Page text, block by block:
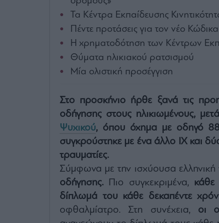
Τα Κέντρα Εκπαίδευσης
Πέντε προτάσεις για τον νέο
Η χρηματοδότηση των Κέντρων
Θύματα ηλικιακού ρατσισμού
Μία ολιστική προσέγγιση
Στο προσκήνιο ήρθε ξανά τις
οδήγησης στους ηλικιωμένους,
Ψυχικού, όπου όχημα με οδηγό
συγκρούστηκε με ένα άλλο ΙΧ και
τραυματίες.
Σύμφωνα με την ισχύουσα ελληνική
οδήγησης. Πιο συγκεκριμένα, κάθε
δίπλωμά του κάθε δεκαπέντε
οφθαλμίατρο. Στη συνέχεια, οι